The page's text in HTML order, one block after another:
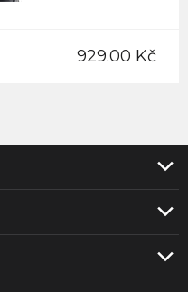
929.00 Kč